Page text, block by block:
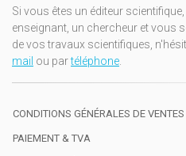
Si vous êtes un éditeur
enseignant, un chercheur et vous
de vos travaux scientifiques,
mail ou partéléphone.
CONDITIONS GÉNÉRALES DE VENTES
PAIEMENT & TVA